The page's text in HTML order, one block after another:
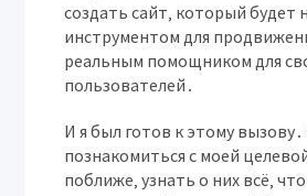
создать сайт‚ который будет
инструментом для
реальным помощником для
пользователей․
И я был готов к этому
познакомиться с моей
поближе‚ узнать о них всё‚